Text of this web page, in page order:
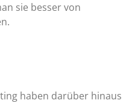
sie besser von
haben darüber hinaus